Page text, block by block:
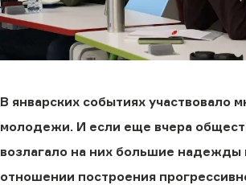
В январских событиях участвовало
молодежи. И если еще вчера
возлагало на них большие надежды
отношении построения